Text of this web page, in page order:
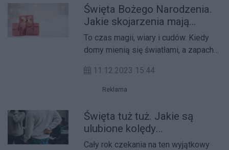
Święta Bożego Narodzenia.
Jakie skojarzenia mają
mieszkańcy Jarocina?
To czas magii, wiary i cudów. Kiedy
domy mienią się światłami, a zapach
się w powietrzu.
11.12.2023 15:44
Reklama
Święta tuż tuż. Jakie są
ulubione kolędy
mieszkańców Jarocina?
Cały rok czekania na ten wyjątkowy